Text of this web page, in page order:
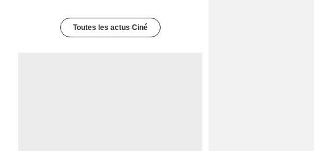
Toutes les actus Ciné